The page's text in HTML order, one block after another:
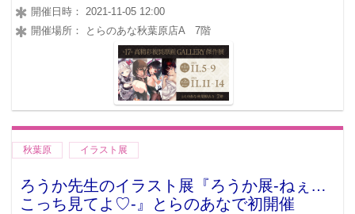
開催日時： 2021-11-05 12:00
開催場所： とらのあな秋葉原店A 7階
秋葉原 イラスト展
ろうか先生のイラスト展『ろうか展-ねぇ…
こっち見てよ♡-』とらのあなで初開催